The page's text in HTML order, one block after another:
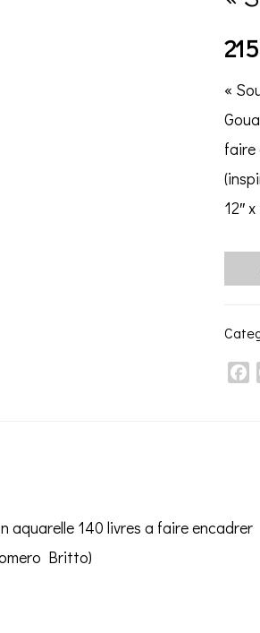
«
faire
12″
aquarelle 140 livres a faire encadrer
Britto)